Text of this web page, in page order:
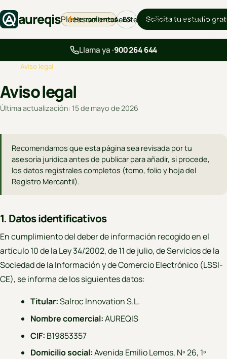
aureqisPlacas solaresAerotermiaBackupCargadores
Herramientas ES Solicita tu estudio
Llama ya ·900 264 644
Aviso legal
Aviso legal
Última actualización: 15 de mayo de 2026
Recomendamos que esta página sea revisada por tu
asesoría jurídica antes de publicar para añadir, si procede,
los datos registrales completos (tomo, folio y hoja del
Registro Mercantil).
1. Datos identificativos
En cumplimiento del deber de información recogido en el
artículo 10 de la Ley 34/2002, de 11 de julio, de Servicios de la
Sociedad de la Información y de Comercio Electrónico (LSSI-
CE), se informa de los siguientes datos:
Titular:Salroc Innovation S.L.
Nombre comercial:AUREQIS
CIF: B19853357
Domicilio social:Avenida Emilio Lemos, Nº 26, 1º